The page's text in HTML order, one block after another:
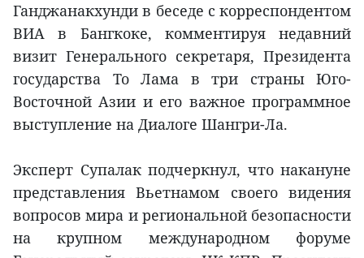
Ганджанакхунди в беседе с корреспондентом
ВИА в Бангкоке, комментируя недавний
визит Генерального секретаря, Президента
государства То Лама в три страны Юго-
Восточной Азии и его важное программное
выступление на Диалоге Шангри-Ла.
Эксперт Супалак подчеркнул, что накануне
представления Вьетнамом своего видения
вопросов мира и региональной безопасности
на крупном международном форуме